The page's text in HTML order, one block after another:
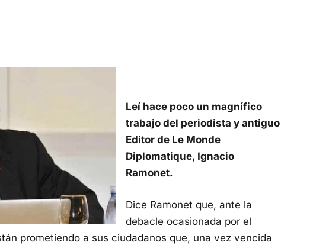
Leí hace poco un magnífico
trabajo del periodista y antiguo
Editor de Le Monde
Diplomatique, Ignacio
Ramonet.
Dice Ramonet que, ante la
debacle ocasionada por el
prometiendo a sus ciudadanos que, una vez vencida